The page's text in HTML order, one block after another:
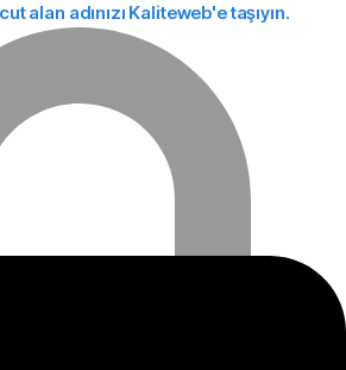
alan adınızı Kaliteweb'e taşıyın.